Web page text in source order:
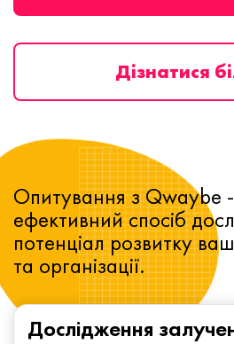
Дізнатися
Дослідження
Опитування з Qwaybe -
ефективний спосіб
потенціал розвитку
та організації.